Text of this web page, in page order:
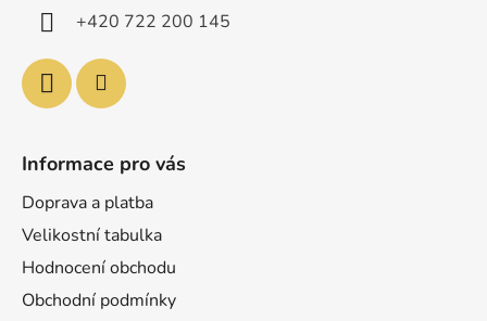
+420 722 200 145
Informace pro vás
Doprava a platba
Velikostní tabulka
Hodnocení obchodu
Obchodní podmínky